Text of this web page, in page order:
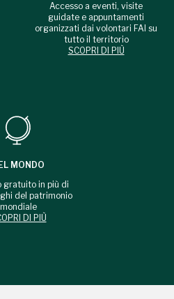
Accesso a eventi, visite
guidate e appuntamenti
organizzati dai volontari FAI su
tutto il territorio
SCOPRI DI PIÙ
MONDO
gratuito in più di
del patrimonio
mondiale
DI PIÙ